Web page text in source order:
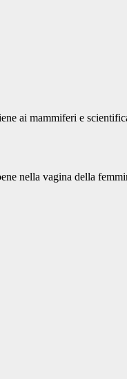
ai mammiferi e
nella vagina della